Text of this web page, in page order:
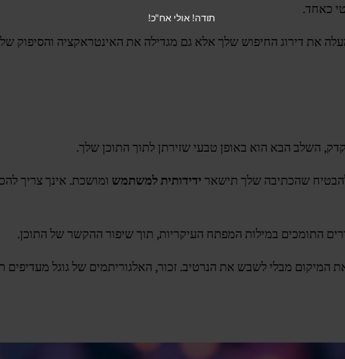
כאחד.
את דירוג החיפוש שלך אלא גם מגדילה את האינטראקציה והסיפוק של
השלב הבא הוא באופן טבעי שזירתן לתוך התוכן שלך.
שהכתיבה שלך תישאר ידידותית למשתמש ומושכת. אינך צריך
התומכים במילות המפתח העיקריות, תוך שיפור ההקשר של התוכן.
המיקום מבלי לשבש את הנרטיב. זכור, האלגוריתמים של גוגל
תודה! אולי אח"כ!